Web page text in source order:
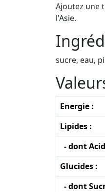
Ajoutez une
l'Asie.
sucre, eau,
Energie :
Lipides :
- dont
Glucides :
- dont